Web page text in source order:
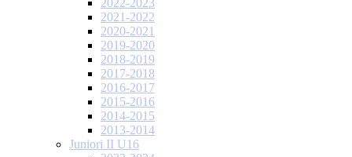
2022-2023
2021-2022
2020-2021
2019-2020
2018-2019
2017-2018
2016-2017
2015-2016
2014-2015
2013-2014
Juniori II U16